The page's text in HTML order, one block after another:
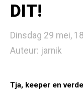
DIT!
Dinsdag 29 mei,
Auteur: jarnik
Tja, keeper en